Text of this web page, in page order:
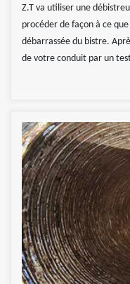
Z.T va utiliser une
procéder de façon à ce
débarrassée du bistre.
de votre conduit par un